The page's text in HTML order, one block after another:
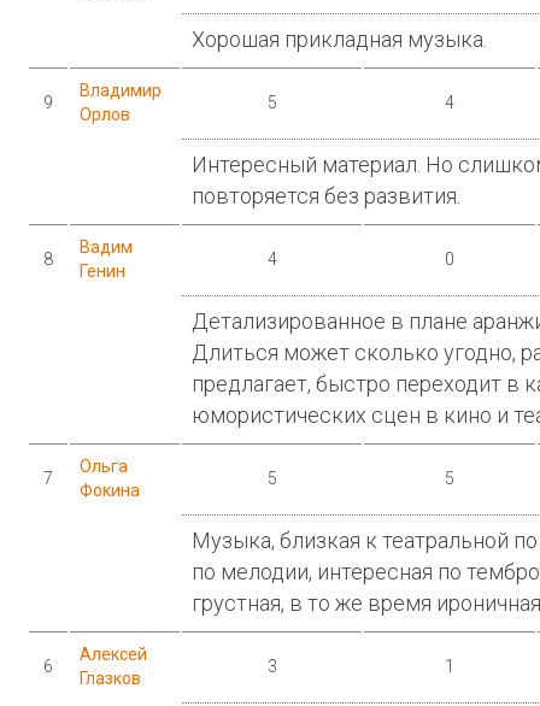
Хорошая прикладная музыка.
9
Владимир
Орлов
5 4
Интересный материал. Но
повторяется без развития.
8
Вадим
Генин
4 0
Детализированное в плане
Длиться может сколько угодно,
предлагает, быстро переходит в
юмористических сцен в кино и
7
Ольга
Фокина
5 5
Музыка, близкая к театральной
по мелодии, интересная по
грустная, в то же время
6
Алексей
Глазков
3 1